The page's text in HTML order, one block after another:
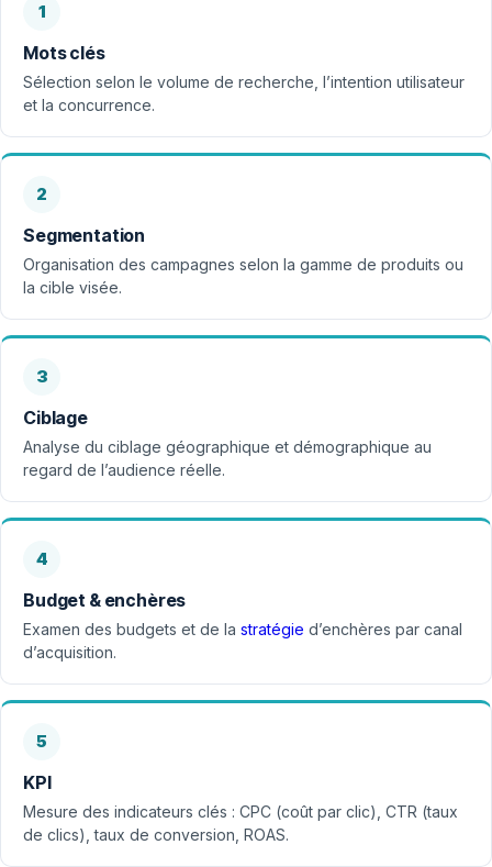
1
Mots clés
Sélection selon le volume de recherche, l’intention utilisateur
et la concurrence.
2
Segmentation
Organisation des campagnes selon la gamme de produits ou
la cible visée.
3
Ciblage
Analyse du ciblage géographique et démographique au
regard de l’audience réelle.
4
Budget & enchères
Examen des budgets et de la stratégie d’enchères par canal
d’acquisition.
5
KPI
Mesure des indicateurs clés : CPC (coût par clic), CTR (taux
de clics), taux de conversion, ROAS.